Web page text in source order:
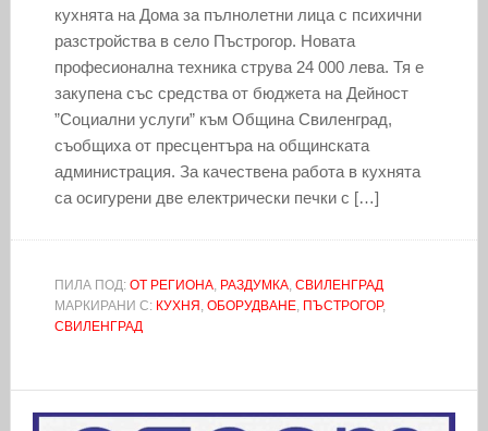
кухнята на Дома за пълнолетни лица с психични
разстройства в село Пъстрогор. Новата
професионална техника струва 24 000 лева. Тя е
закупена със средства от бюджета на Дейност
”Социални услуги” към Община Свиленград,
съобщиха от пресцентъра на общинската
администрация. За качествена работа в кухнята
са осигурени две електрически печки с […]
ПИЛА ПОД: ОТ РЕГИОНА, РАЗДУМКА, СВИЛЕНГРАД
МАРКИРАНИ С: КУХНЯ , ОБОРУДВАНЕ, ПЪСТРОГОР,
СВИЛЕНГРАД